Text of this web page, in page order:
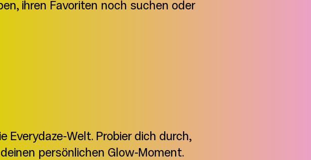
ihren Favoriten noch suchen oder
Everydaze-Welt. Probier dich durch,
persönlichen Glow-Moment.